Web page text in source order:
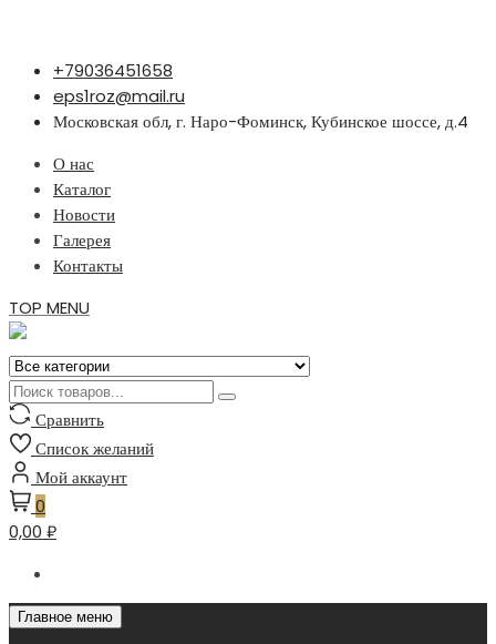
Перейти
содержимому
+79036451658
eps1roz@mail.ru
Московская обл, г. Наро-Фоминск, Кубинское шоссе, д.4
О нас
Каталог
Новости
Галерея
Контакты
TOP MENU
Сравнить
Список желаний
Мой аккаунт
0
0,00 ₽
Главное меню